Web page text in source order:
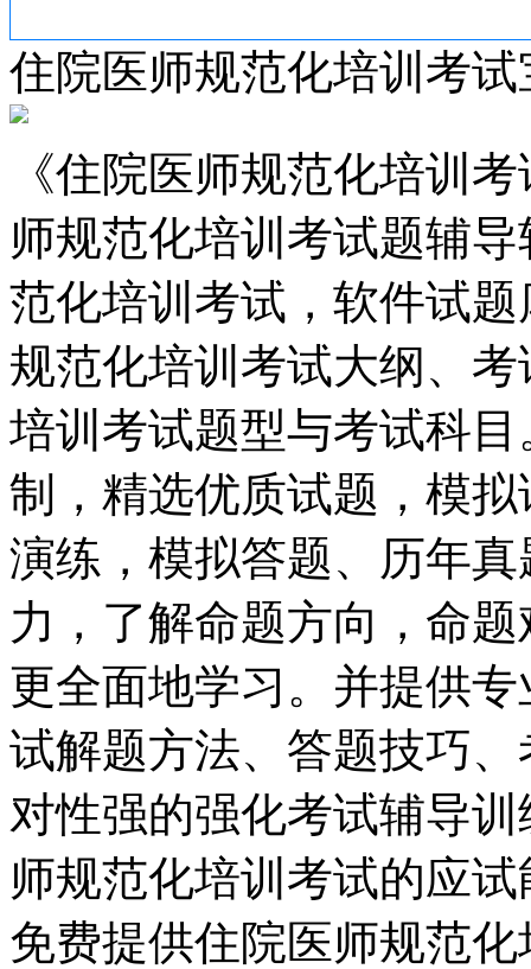
住院医师规范化培训考
《住院医师规范化培训
师规范化培训考试题辅
范化培训考试，软件试
规范化培训考试大纲、
培训考试题型与考试科
制，精选优质试题，模
演练，模拟答题、历年
力，了解命题方向，命
更全面地学习。并提供
试解题方法、答题技巧
对性强的强化考试辅导
师规范化培训考试的应
免费提供住院医师规范